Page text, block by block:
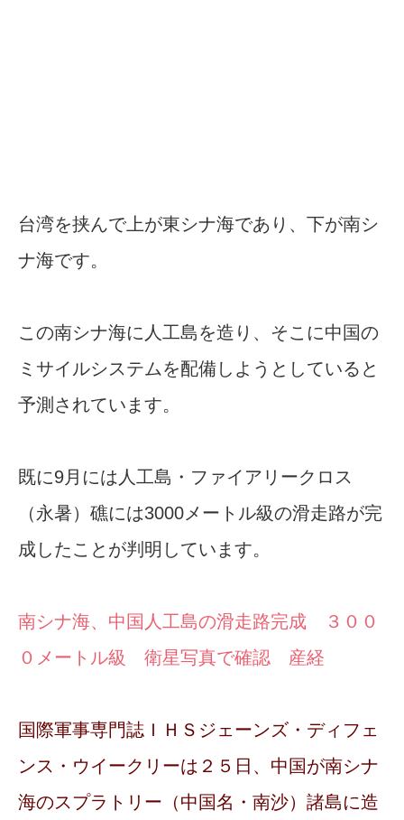
台湾を挟んで上が東シナ海であり、下が南シ
ナ海です。
この南シナ海に人工島を造り、そこに中国の
ミサイルシステムを配備しようとしていると
予測されています。
既に9月には人工島・ファイアリークロス
（永暑）礁には3000メートル級の滑走路が完
成したことが判明しています。
南シナ海、中国人工島の滑走路完成 ３００
０メートル級 衛星写真で確認 産経
国際軍事専門誌ＩＨＳジェーンズ・ディフェ
ンス・ウイークリーは２５日、中国が南シナ
海のスプラトリー（中国名・南沙）諸島に造